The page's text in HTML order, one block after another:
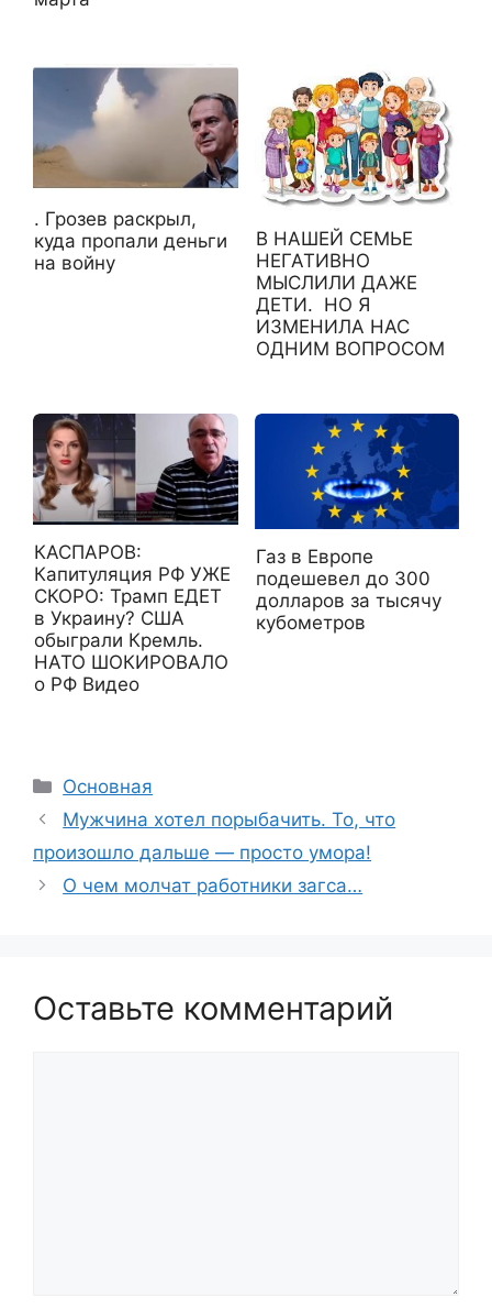
. Грозев раскрыл,
куда пропали деньги
на войну
В НАШЕЙ СЕМЬЕ
НЕГАТИВНО
МЫСЛИЛИ ДАЖЕ
ДЕТИ. НО Я
ИЗМЕНИЛА НАС
ОДНИМ ВОПРОСОМ
КАСПАРОВ:
Капитуляция РФ УЖЕ
СКОРО: Трамп ЕДЕТ
в Украину? США
обыграли Кремль.
НАТО ШОКИРОВАЛО
о РФ Видео
Газ в Европе
подешевел до 300
долларов за тысячу
кубометров
Рубрики
Основная
Мужчина хотел порыбачить. То, что
произошло дальше — просто умора!
О чем молчат работники загса…
Оставьте комментарий